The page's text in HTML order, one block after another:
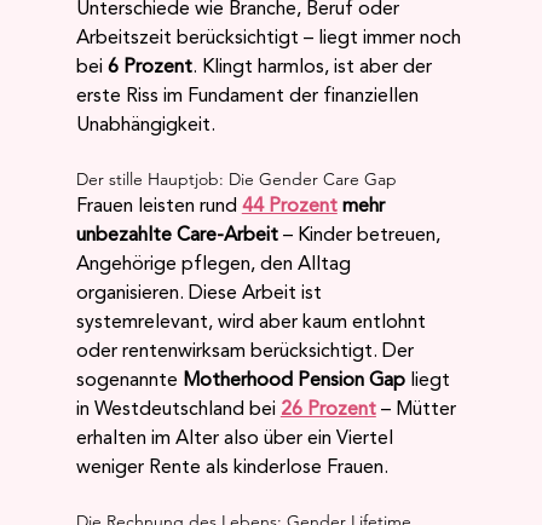
Unterschiede wie Branche, Beruf oder
Arbeitszeit berücksichtigt – liegt immer noch
bei 6 Prozent. Klingt harmlos, ist aber der
erste Riss im Fundament der finanziellen
Unabhängigkeit.
Der stille Hauptjob: Die Gender Care Gap
Frauen leisten rund 44 Prozent mehr
unbezahlte Care-Arbeit – Kinder betreuen,
Angehörige pflegen, den Alltag
organisieren. Diese Arbeit ist
systemrelevant, wird aber kaum entlohnt
oder rentenwirksam berücksichtigt. Der
sogenannte Motherhood Pension Gap liegt
in Westdeutschland bei 26 Prozent – Mütter
erhalten im Alter also über ein Viertel
weniger Rente als kinderlose Frauen.